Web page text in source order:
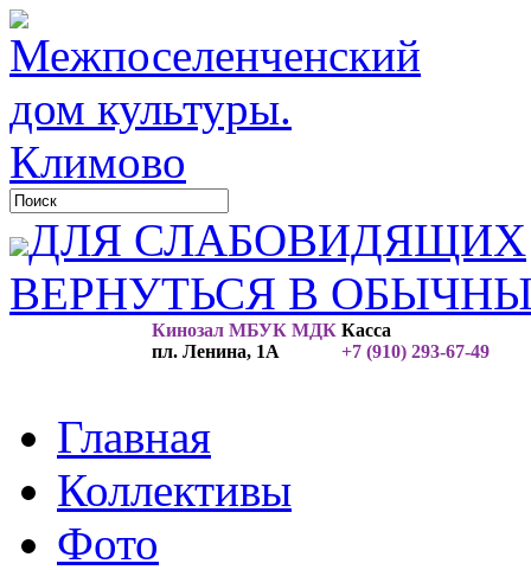
ДЛЯ СЛАБОВИДЯЩИХ
ВЕРНУТЬСЯ В
Кинозал МБУК МДК
пл. Ленина, 1А
Касса
+7 (910) 293-67-49
Главная
Коллективы
Фото